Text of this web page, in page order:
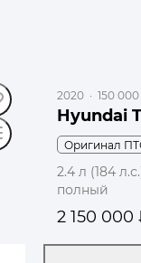
2020 · 150
Hyundai
Оригинал
2.4 л (184
полный
2 150 000